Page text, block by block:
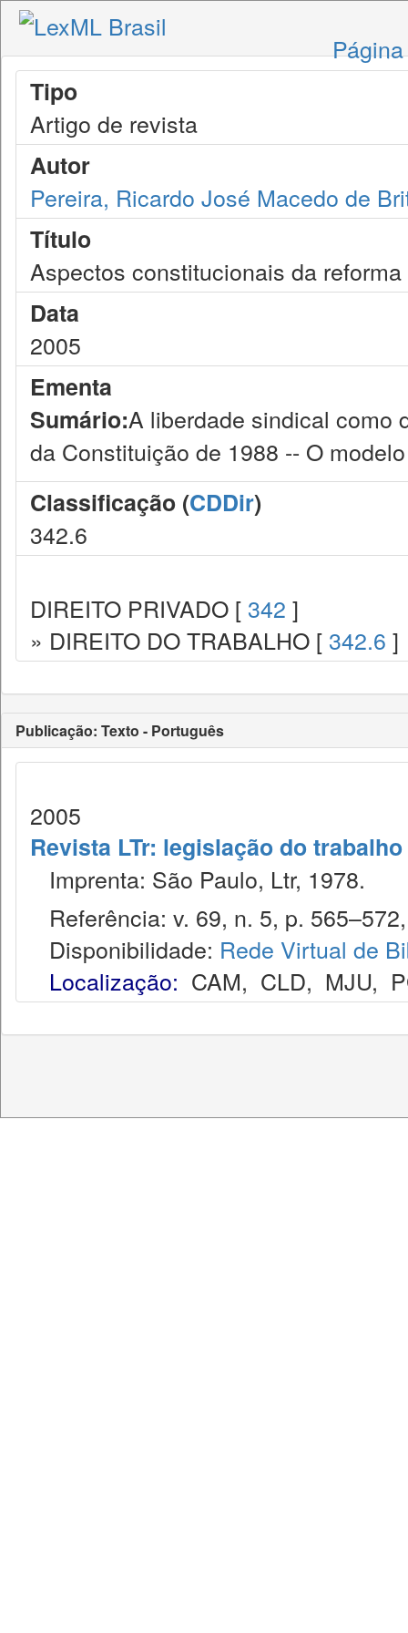
Tipo
Artigo de revista
Autor
Pereira, Ricardo José Macedo de
Título
Aspectos constitucionais da
Data
2005
Ementa
Sumário:A liberdade sindical como
da Constituição de 1988 -- O
Classificação (CDDir)
342.6
DIREITO PRIVADO [ 342 ]
» DIREITO DO TRABALHO [ 342.6 ]
Publicação: Texto - Português
2005
Revista LTr: legislação do trabalho
Imprenta: São Paulo, Ltr, 1978.
Referência: v. 69, n. 5, p.
Disponibilidade: Rede Virtual de
Localização: CAM, CLD, MJU,